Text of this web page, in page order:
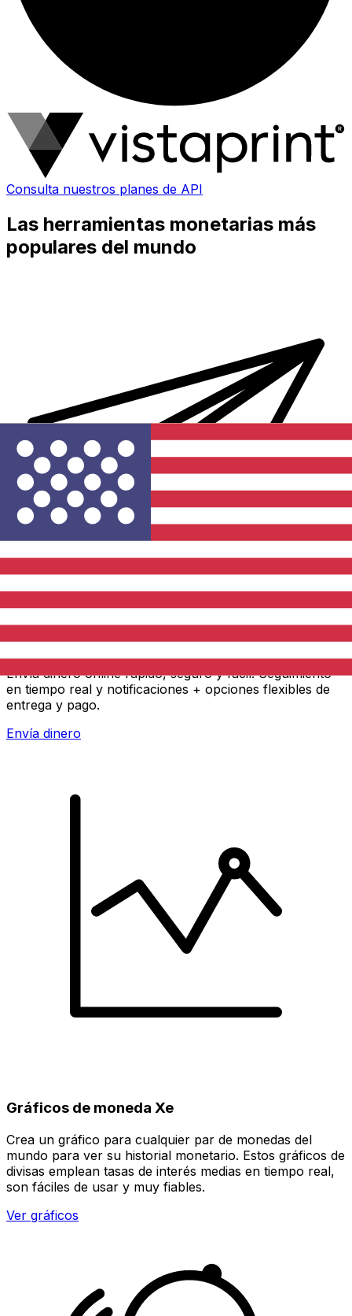
Consulta nuestros planes de API
Las herramientas monetarias más
populares del mundo
Transferencia Internacional de Dinero Xe
Envía dinero online rápido, seguro y fácil. Seguimiento
en tiempo real y notificaciones + opciones flexibles de
entrega y pago.
Envía dinero
Gráficos de moneda Xe
Crea un gráfico para cualquier par de monedas del
mundo para ver su historial monetario. Estos gráficos de
divisas emplean tasas de interés medias en tiempo real,
son fáciles de usar y muy fiables.
Ver gráficos